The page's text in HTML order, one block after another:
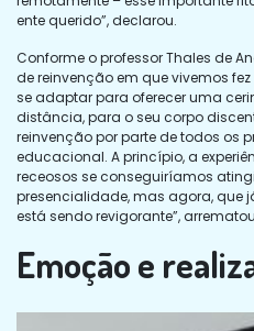
ente querido”, declarou.
Conforme o professor Thales de
de reinvenção em que vivemos
se adaptar para oferecer uma
distância, para o seu corpo
reinvenção por parte de todos os
educacional. A princípio, a
receosos se conseguiríamos
presencialidade, mas agora, que
está sendo revigorante”,
Emoção e